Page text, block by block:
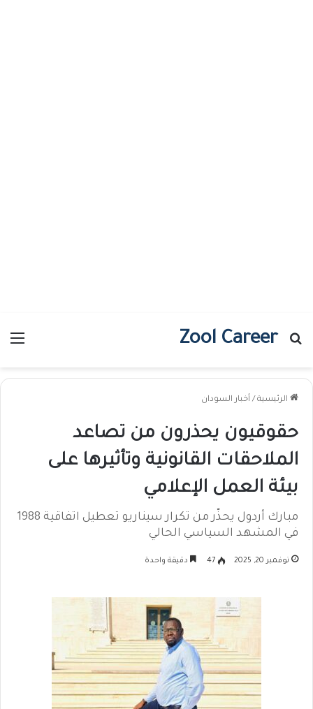
Zool Career
بحث عن
الرئيسية / أخبار السودان
حقوقيون يحذرون من تصاعد
الملاحقات القانونية وتأثيرها على
بيئة العمل الإعلامي
مبارك أردول يحذّر من تكرار سيناريو تعطيل اتفاقية 1988
في المشهد السياسي الحالي
نوفمبر 20, 2025 47 دقيقة واحدة